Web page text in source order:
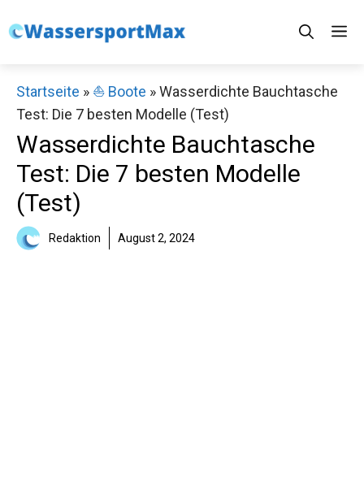
Inhalt
Startseite » ⛵️ Boote »Wasserdichte Bauchtasche
Test: Die 7 besten Modelle (Test)
Wasserdichte Bauchtasche
Test: Die 7 besten Modelle
(Test)
Redaktion August 2, 2024